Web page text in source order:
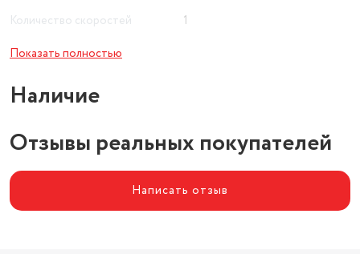
Количество скоростей
1
Управление
Показать полностью
Наличие
Отзывы реальных покупателей
Написать отзыв